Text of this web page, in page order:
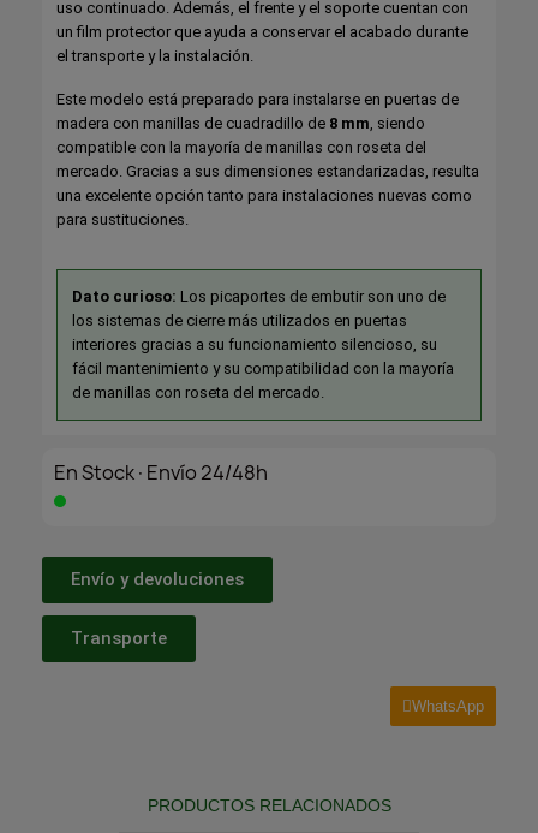
uso continuado. Además, el frente y el soporte cuentan con
un film protector que ayuda a conservar el acabado durante
el transporte y la instalación.
Este modelo está preparado para instalarse en puertas de
madera con manillas de cuadradillo de 8 mm , siendo
compatible con la mayoría de manillas con roseta del
mercado. Gracias a sus dimensiones estandarizadas, resulta
una excelente opción tanto para instalaciones nuevas como
para sustituciones.
Dato curioso: Los picaportes de embutir son uno de
los sistemas de cierre más utilizados en puertas
interiores gracias a su funcionamiento silencioso, su
fácil mantenimiento y su compatibilidad con la mayoría
de manillas con roseta del mercado.
En Stock·Envío 24/48h
Envío y devoluciones
Transporte
WhatsApp
PRODUCTOS RELACIONADOS